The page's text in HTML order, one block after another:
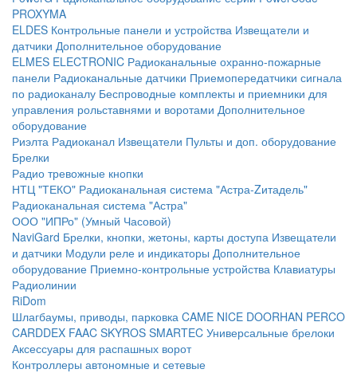
PROXYMA
ELDES Контрольные панели и устройства Извещатели и
датчики Дополнительное оборудование
ELMES ELECTRONIC Радиоканальные охранно-пожарные
панели Радиоканальные датчики Приемопередатчики сигнала
по радиоканалу Беспроводные комплекты и приемники для
управления рольставнями и воротами Дополнительное
оборудование
Риэлта Радиоканал Извещатели Пульты и доп. оборудование
Брелки
Радио тревожные кнопки
НТЦ "ТЕКО" Радиоканальная система "Астра-Zитадель"
Радиоканальная система "Астра"
ООО "ИПРо" (Умный Часовой)
NaviGard Брелки, кнопки, жетоны, карты доступа Извещатели
и датчики Модули реле и индикаторы Дополнительное
оборудование Приемно-контрольные устройства Клавиатуры
Радиолинии
RiDom
Шлагбаумы, приводы, парковка CAME NICE DOORHAN PERCO
CARDDEX FAAC SKYROS SMARTEC Универсальные брелоки
Аксессуары для распашных ворот
Контроллеры автономные и сетевые